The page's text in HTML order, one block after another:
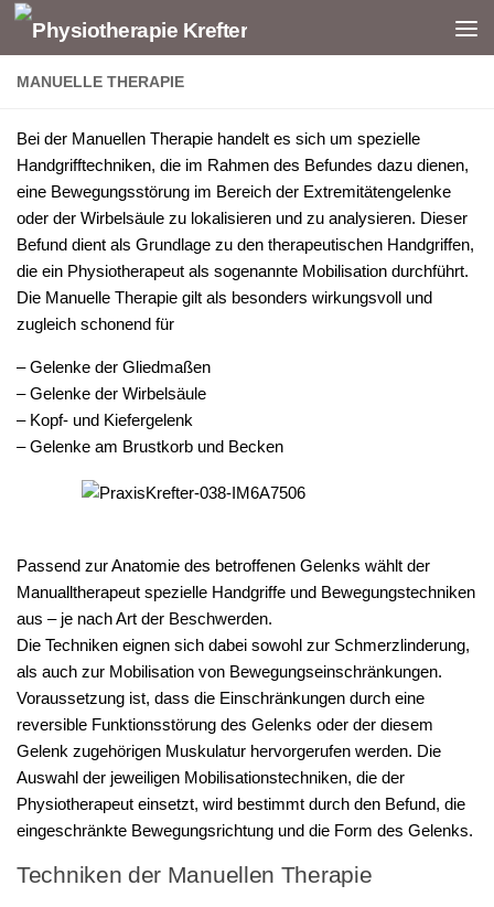
Zum Inhalt springen
MANUELLE THERAPIE
Bei der Manuellen Therapie handelt es sich um spezielle
Handgrifftechniken, die im Rahmen des Befundes dazu dienen,
eine Bewegungsstörung im Bereich der Extremitätengelenke
oder der Wirbelsäule zu lokalisieren und zu analysieren. Dieser
Befund dient als Grundlage zu den therapeutischen Handgriffen,
die ein Physiotherapeut als sogenannte Mobilisation durchführt.
Die Manuelle Therapie gilt als besonders wirkungsvoll und
zugleich schonend für
– Gelenke der Gliedmaßen
– Gelenke der Wirbelsäule
– Kopf- und Kiefergelenk
– Gelenke am Brustkorb und Becken
Passend zur Anatomie des betroffenen Gelenks wählt der
Manualltherapeut spezielle Handgriffe und Bewegungstechniken
aus – je nach Art der Beschwerden.
Die Techniken eignen sich dabei sowohl zur Schmerzlinderung,
als auch zur Mobilisation von Bewegungseinschränkungen.
Voraussetzung ist, dass die Einschränkungen durch eine
reversible Funktionsstörung des Gelenks oder der diesem
Gelenk zugehörigen Muskulatur hervorgerufen werden. Die
Auswahl der jeweiligen Mobilisationstechniken, die der
Physiotherapeut einsetzt, wird bestimmt durch den Befund, die
eingeschränkte Bewegungsrichtung und die Form des Gelenks.
Techniken der Manuellen Therapie